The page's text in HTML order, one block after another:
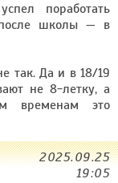
поработать
после школы — в
так. Да и в 18/19
не 8-летку, а
временам это
2025.09.25
19:05